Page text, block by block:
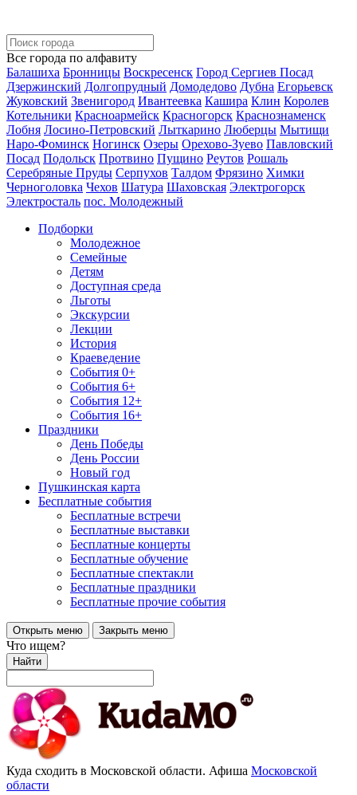
Все города по алфавиту
Балашиха Бронницы Воскресенск Город Сергиев Посад
Дзержинский Долгопрудный Домодедово Дубна Егорьевск
Жуковский Звенигород Ивантеевка Кашира Клин Королев
Котельники Красноармейск Красногорск Краснознаменск
Лобня Лосино-Петровский Лыткарино Люберцы Мытищи
Наро-Фоминск Ногинск Озеры Орехово-Зуево Павловский
Посад Подольск Протвино Пущино Реутов Рошаль
Серебряные Пруды Серпухов Талдом Фрязино Химки
Черноголовка Чехов Шатура Шаховская Электрогорск
Электросталь пос. Молодежный
Подборки
Молодежное
Семейные
Детям
Доступная среда
Льготы
Экскурсии
Лекции
История
Краеведение
События 0+
События 6+
События 12+
События 16+
Праздники
День Победы
День России
Новый год
Пушкинская карта
Бесплатные события
Бесплатные встречи
Бесплатные выставки
Бесплатные концерты
Бесплатные обучение
Бесплатные спектакли
Бесплатные праздники
Бесплатные прочие события
Открыть меню Закрыть меню
Что ищем?
Найти
Куда сходить в Московской области. Афиша Московской
области